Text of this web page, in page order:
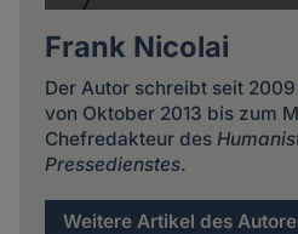
Frank Nicolai
Der Autor schreibt seit
von Oktober 2013 bis zum
Chefredakteur des
Pressedienstes.
Weitere Artikel des